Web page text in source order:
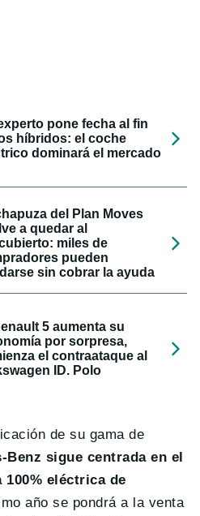
pone fecha al fin
híbridos: el coche
dominará el mercado
del Plan Moves
a quedar al
miles de
pueden
sin cobrar la ayuda
5 aumenta su
por sorpresa,
el contraataque al
ID. Polo
de su gama de
Benz sigue centrada en el
eléctrica de
año se pondrá a la venta